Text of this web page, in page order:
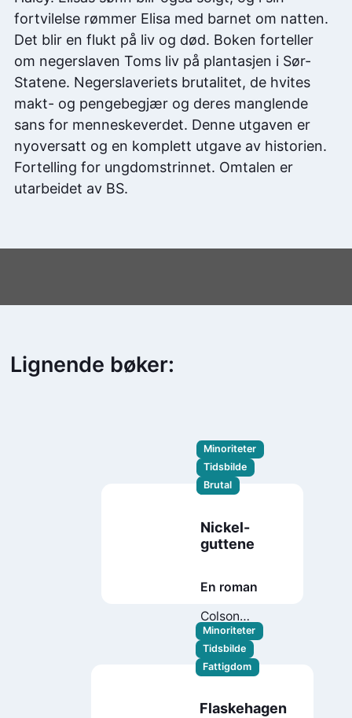
fortvilelse rømmer Elisa med barnet om natten.
Det blir en flukt på liv og død. Boken forteller
om negerslaven Toms liv på plantasjen i Sør-
Statene. Negerslaveriets brutalitet, de hvites
makt- og pengebegjær og deres manglende
sans for menneskeverdet. Denne utgaven er
nyoversatt og en komplett utgave av historien.
Fortelling for ungdomstrinnet. Omtalen er
utarbeidet av BS.
Lignende bøker:
Minoriteter
Tidsbilde
Brutal
Nickel-
guttene
En roman
Colson
Whitehead
Minoriteter
Tidsbilde
Fattigdom
Flaskehagen